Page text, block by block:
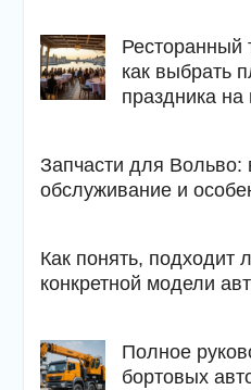
Ресторанный
как выбрать
праздника на
Запчасти для Вольво:
обслуживание и
Как понять, подходит
конкретной модели
Полное
бортовых